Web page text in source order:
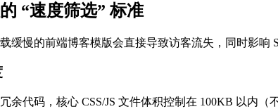
“速度筛选” 标准
慢的前端博客模版会直接导致访客流失，同时影响
余代码，核心 CSS/JS 文件体积控制在 100KB 以内